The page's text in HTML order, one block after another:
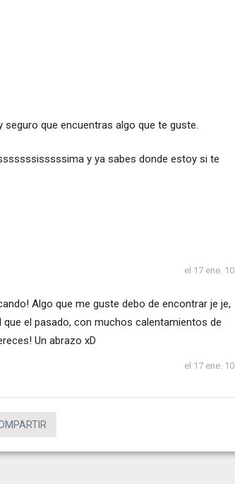
que encuentras algo que te guste.
y ya sabes donde estoy si te
el 17 ene. 10
Algo que me guste debo de encontrar je je,
el pasado, con muchos calentamientos de
Un abrazo xD
el 17 ene. 10